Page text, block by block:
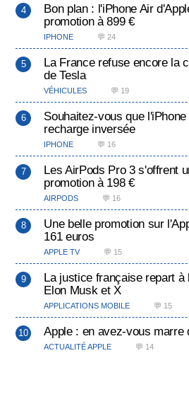
Bon plan : l'iPhone Air
promotion à 899 €
IPHONE 💬 24
La France refuse encore la
de Tesla
VÉHICULES 💬 19
Souhaitez-vous que
recharge inversée
IPHONE 💬 16
Les AirPods Pro 3 s'offrent
promotion à 198 €
AIRPODS 💬 16
Une belle promotion sur
161 euros
APPLE TV 💬 15
La justice française repart à
Elon Musk et X
APPLICATIONS MOBILE 💬 15
Apple : en avez-vous marre
ACTUALITÉ APPLE 💬 14